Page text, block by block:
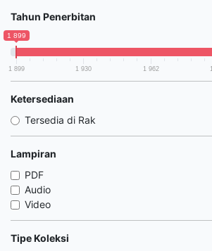
Tahun Penerbitan
1 899
1 899 1 930 1 962
Ketersediaan
Tersedia di Rak
Lampiran
PDF
Audio
Video
Tipe Koleksi